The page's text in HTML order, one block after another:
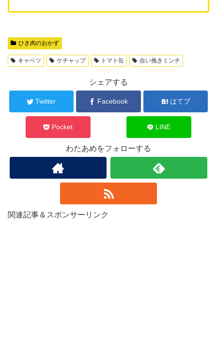
ひき肉のおかず
キャベツ ケチャップ トマト缶 合い挽きミンチ
シェアする
Twitter Facebook はてブ
Pocket LINE
わたあめをフォローする
関連記事＆スポンサーリンク